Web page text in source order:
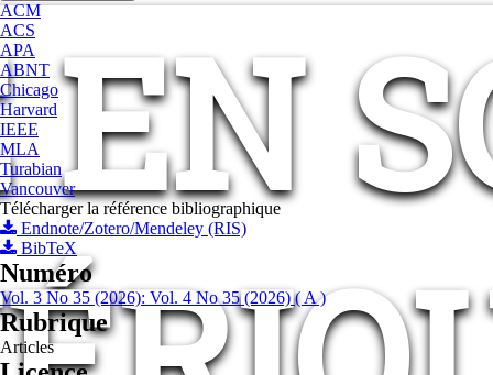
ACM
ACS
APA
ABNT
Chicago
Harvard
IEEE
MLA
Turabian
Vancouver
Télécharger la référence bibliographique
Endnote/Zotero/Mendeley (RIS)
BibTeX
Numéro
Vol. 3 No 35 (2026): Vol. 4 No 35 (2026) ( A )
Rubrique
Articles